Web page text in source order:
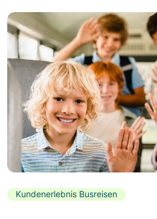
Kundenerlebnis Busreisen